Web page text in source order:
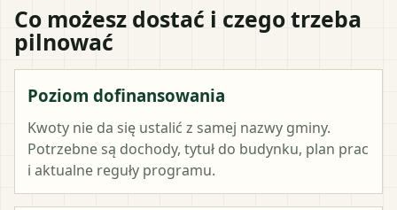
Co możesz dostać i czego trzeba
pilnować
Poziom dofinansowania
Kwoty nie da się ustalić z samej nazwy gminy.
Potrzebne są dochody, tytuł do budynku, plan prac
i aktualne reguły programu.